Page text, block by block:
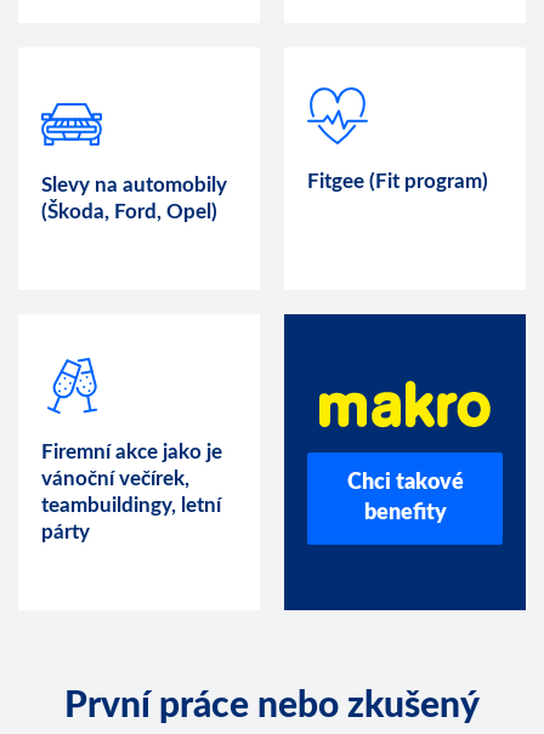
Slevy na automobily
(Škoda, Ford, Opel)
Fitgee (Fit program)
Firemní akce jako je
vánoční večírek,
teambuildingy, letní
párty
Chci takové
benefity
První práce nebo zkušený